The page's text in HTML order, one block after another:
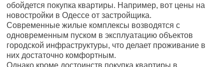
обойдется покупка квартиры. Например, вот цены на
новостройки в Одессе от застройщика.
Современные жилые комплексы возводятся с
одновременным пуском в эксплуатацию объектов
городской инфраструктуры, что делает проживание в
них достаточно комфортным.
Однако кроме достоинств покупка квартиры в